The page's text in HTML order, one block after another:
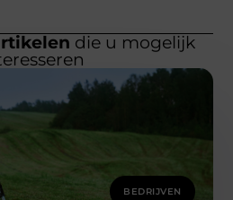
die u mogelijk
BEDRIJVEN